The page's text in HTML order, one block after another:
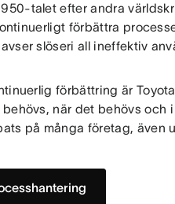
talet efter andra
förbättra
slöseri all ineffektiv
förbättring är
när det behövs och
på många företag, även